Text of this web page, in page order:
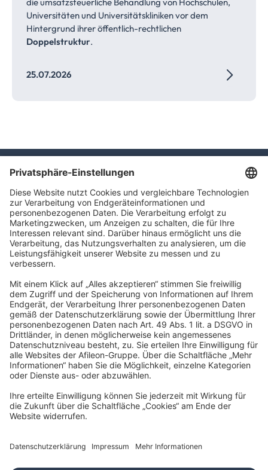
Universitäten und Universitätskliniken vor dem
Hintergrund ihrer öffentlich-rechtlichen
Doppelstruktur.
25.07.2026
TAXFBA GmbH
Gasstraße 18, Haus 6a
22761 Hamburg
info@taxfba.de
Impressum
Datenschutz
Barrierefreiheit
Cookies